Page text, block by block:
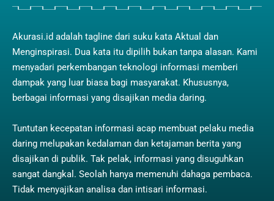
Akurasi.id adalah tagline dari suku kata Aktual dan
Menginspirasi. Dua kata itu dipilih bukan tanpa alasan. Kami
menyadari perkembangan teknologi informasi memberi
dampak yang luar biasa bagi masyarakat. Khususnya,
berbagai informasi yang disajikan media daring.
Tuntutan kecepatan informasi acap membuat pelaku media
daring melupakan kedalaman dan ketajaman berita yang
disajikan di publik. Tak pelak, informasi yang disuguhkan
sangat dangkal. Seolah hanya memenuhi dahaga pembaca.
Tidak menyajikan analisa dan intisari informasi.